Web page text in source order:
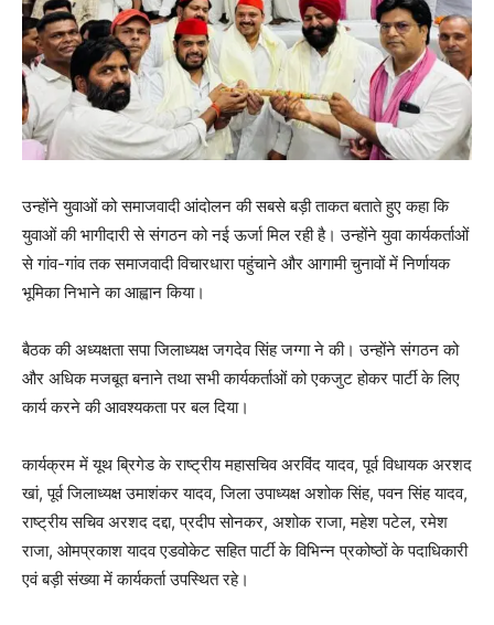
उन्होंने युवाओं को समाजवादी आंदोलन की सबसे बड़ी ताकत बताते हुए कहा कि
युवाओं की भागीदारी से संगठन को नई ऊर्जा मिल रही है। उन्होंने युवा कार्यकर्ताओं
से गांव-गांव तक समाजवादी विचारधारा पहुंचाने और आगामी चुनावों में निर्णायक
भूमिका निभाने का आह्वान किया।
बैठक की अध्यक्षता सपा जिलाध्यक्ष जगदेव सिंह जग्गा ने की। उन्होंने संगठन को
और अधिक मजबूत बनाने तथा सभी कार्यकर्ताओं को एकजुट होकर पार्टी के लिए
कार्य करने की आवश्यकता पर बल दिया।
कार्यक्रम में यूथ ब्रिगेड के राष्ट्रीय महासचिव अरविंद यादव, पूर्व विधायक अरशद
खां, पूर्व जिलाध्यक्ष उमाशंकर यादव, जिला उपाध्यक्ष अशोक सिंह, पवन सिंह यादव,
राष्ट्रीय सचिव अरशद दद्दा, प्रदीप सोनकर, अशोक राजा, महेश पटेल, रमेश
राजा, ओमप्रकाश यादव एडवोकेट सहित पार्टी के विभिन्न प्रकोष्ठों के पदाधिकारी
एवं बड़ी संख्या में कार्यकर्ता उपस्थित रहे।